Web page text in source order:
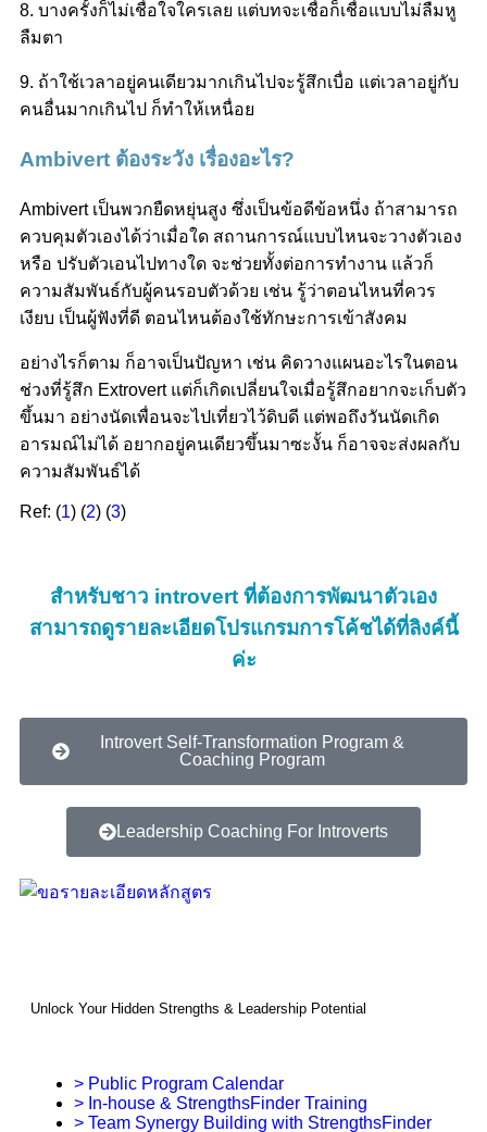
8. บางครั้งก็ไม่เชื่อใจใครเลย แต่บทจะเชื่อก็เชื่อแบบไม่ลืมหู
ลืมตา
9. ถ้าใช้เวลาอยู่คนเดียวมากเกินไปจะรู้สึกเบื่อ แต่เวลาอยู่กับ
คนอื่นมากเกินไป ก็ทำให้เหนื่อย
Ambivert ต้องระวัง เรื่องอะไร?
Ambivert เป็นพวกยืดหยุ่นสูง ซึ่งเป็นข้อดีข้อหนึ่ง ถ้าสามารถ
ควบคุมตัวเองได้ว่าเมื่อใด สถานการณ์แบบไหนจะวางตัวเอง
หรือ ปรับตัวเอนไปทางใด จะช่วยทั้งต่อการทำงาน แล้วก็
ความสัมพันธ์กับผู้คนรอบตัวด้วย เช่น รู้ว่าตอนไหนที่ควร
เงียบ เป็นผู้ฟังที่ดี ตอนไหนต้องใช้ทักษะการเข้าสังคม
อย่างไรก็ตาม ก็อาจเป็นปัญหา เช่น คิดวางแผนอะไรในตอน
ช่วงที่รู้สึก Extrovert แต่ก็เกิดเปลี่ยนใจเมื่อรู้สึกอยากจะเก็บตัว
ขึ้นมา อย่างนัดเพื่อนจะไปเที่ยวไว้ดิบดี แต่พอถึงวันนัดเกิด
อารมณ์ไม่ได้ อยากอยู่คนเดียวขึ้นมาซะงั้น ก็อาจจะส่งผลกับ
ความสัมพันธ์ได้
Ref: (1) (2) (3)
สำหรับชาว introvert ที่ต้องการพัฒนาตัวเอง
สามารถดูรายละเอียดโปรแกรมการโค้ชได้ที่ลิงค์นี้
ค่ะ
Introvert Self-Transformation Program &
Coaching Program
Leadership Coaching For Introverts
Unlock Your Hidden Strengths & Leadership Potential
> Public Program Calendar
> In-house & StrengthsFinder Training
> Team Synergy Building with StrengthsFinder